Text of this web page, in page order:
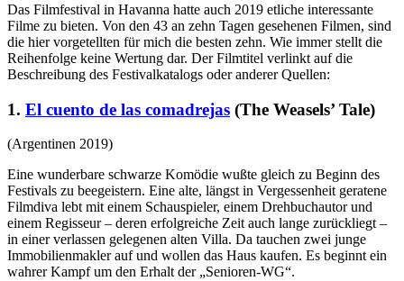
Das Filmfestival in Havanna hatte auch 2019 etliche interessante
Filme zu bieten. Von den 43 an zehn Tagen gesehenen Filmen, sind
die hier vorgetellten für mich die besten zehn. Wie immer stellt die
Reihenfolge keine Wertung dar. Der Filmtitel verlinkt auf die
Beschreibung des Festivalkatalogs oder anderer Quellen:
1. El cuento de las comadrejas (The Weasels’ Tale)
(Argentinen 2019)
Eine wunderbare schwarze Komödie wußte gleich zu Beginn des
Festivals zu beegeistern. Eine alte, längst in Vergessenheit geratene
Filmdiva lebt mit einem Schauspieler, einem Drehbuchautor und
einem Regisseur – deren erfolgreiche Zeit auch lange zurückliegt –
in einer verlassen gelegenen alten Villa. Da tauchen zwei junge
Immobilienmakler auf und wollen das Haus kaufen. Es beginnt ein
wahrer Kampf um den Erhalt der „Senioren-WG“.